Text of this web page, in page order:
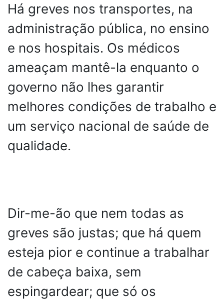
Há greves nos transportes, na
administração pública, no ensino
e nos hospitais. Os médicos
ameaçam mantê-la enquanto o
governo não lhes garantir
melhores condições de trabalho e
um serviço nacional de saúde de
qualidade.
Dir-me-ão que nem todas as
greves são justas; que há quem
esteja pior e continue a trabalhar
de cabeça baixa, sem
espingardear; que só os